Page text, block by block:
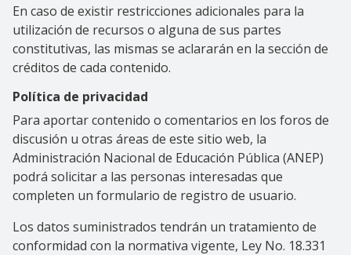
En caso de existir restricciones adicionales para la
utilización de recursos o alguna de sus partes
constitutivas, las mismas se aclararán en la sección de
créditos de cada contenido.
Política de privacidad
Para aportar contenido o comentarios en los foros de
discusión u otras áreas de este sitio web, la
Administración Nacional de Educación Pública (ANEP)
podrá solicitar a las personas interesadas que
completen un formulario de registro de usuario.
Los datos suministrados tendrán un tratamiento de
conformidad con la normativa vigente, Ley No. 18.331